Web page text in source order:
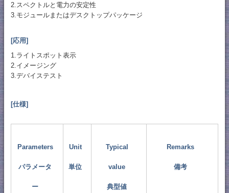
2.スペクトルと電力の安定性
3.モジュールまたはデスクトップパッケージ
[応用]
1.ライトスポット表示
2.イメージング
3.デバイステスト
[仕様]
Parameters
パラメータ
ー
Unit
単位
Typical
value
典型値
Remarks
備考